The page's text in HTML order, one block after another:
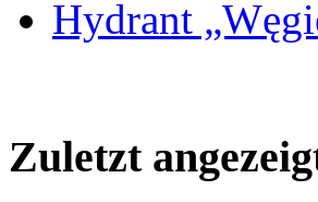
Hydrant
Zuletzt